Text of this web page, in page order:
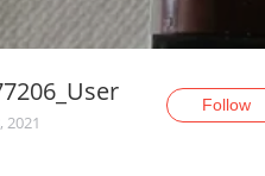
2021
Follow